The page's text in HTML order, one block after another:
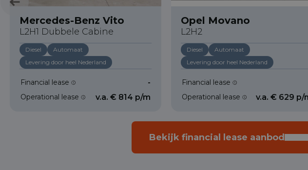
Mercedes-Benz Vito
L2H1 Dubbele Cabine
Diesel
Automaat
Levering door heel Nederland
Financial lease -
Operational lease v.a. € 814 p/m
Opel Movano
L2H2
Diesel
Automaat
Levering door heel Nederland
Financial lease
Operational lease v.a. € 629 p/
Bekijk financial lease aanbod